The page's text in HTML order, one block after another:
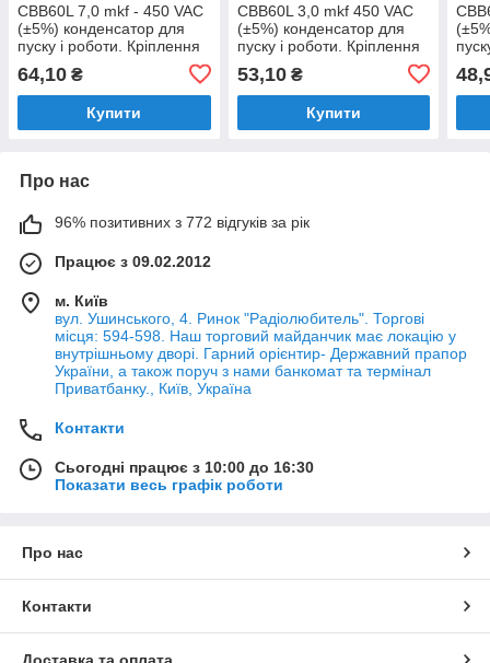
CBB60L 7,0 mkf - 450 VAC
(±5%) конденсатор для
пуску і роботи. Кріплення
болт + дроти (30*60 mm)
64,10 ₴
Купити
CBB60L 3,0 mkf 450 VAC
(±5%) конденсатор для
пуску і роботи. Кріплення
болт + дроти (30*57 mm)
53,10₴
Купити
Про нас
96% позитивних з 772 відгуків за рік
Працює з 09.02.2012
м. Київ
вул. Ушинського, 4. Ринок "Радіолюбитель". Торгові
місця: 594-598. Наш торговий майданчик має локацію у
внутрішньому дворі. Гарний орієнтир- Державний прапор
України, а також поруч з нами банкомат та термінал
Приватбанку., Київ, Україна
Контакти
Сьогодні працює з 10:00 до 16:30
Показати весь графік роботи
Про нас
Контакти
Доставка та оплата